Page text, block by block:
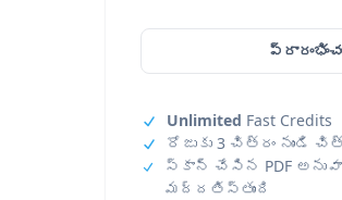
Unlimited Fast Credits
రోజుకు 3 చిత్రం నుండి
స్కాన్ చేసిన PDF
మద్దతిస్తుంది